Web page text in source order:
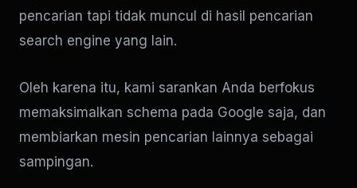
pencarian tapi tidak muncul di hasil pencarian
search engine yang lain.
Oleh karena itu, kami sarankan Anda berfokus
memaksimalkan schema pada Google saja, dan
membiarkan mesin pencarian lainnya sebagai
sampingan.